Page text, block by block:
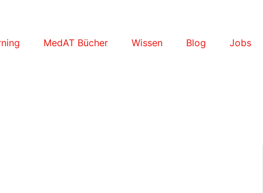
MedAT Bücher Wissen Blog Jobs